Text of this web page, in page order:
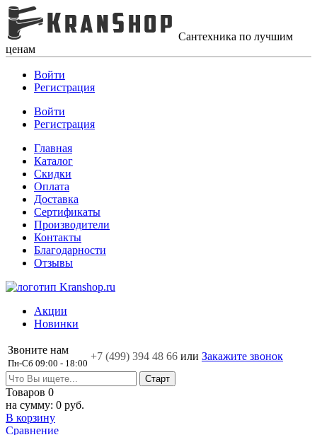
Сантехника по лучшим
ценам
Войти
Регистрация
Войти
Регистрация
Главная
Каталог
Скидки
Оплата
Доставка
Сертификаты
Производители
Контакты
Благодарности
Отзывы
Акции
Новинки
Звоните нам
Пн-Сб 09:00 - 18:00
+7 (499) 394 48 66 или Закажите звонок
Товаров 0
на сумму: 0 руб.
В корзину
Сравнение